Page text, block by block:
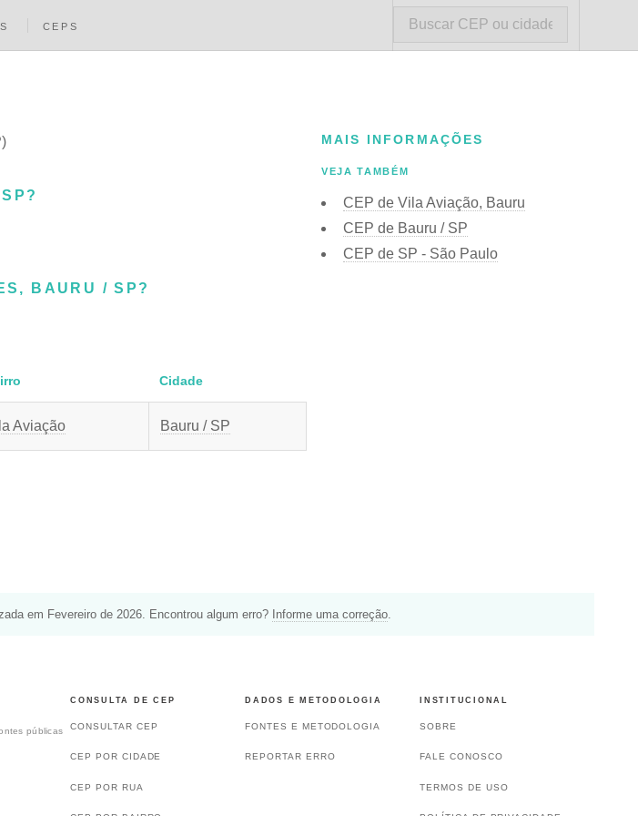
CEPS
BAURU / SP?
Cidade
Aviação Bauru / SP
MAIS INFORMAÇÕES
VEJA TAMBÉM
CEP de Vila Aviação, Bauru
CEP de Bauru / SP
CEP de SP - São Paulo
em Fevereiro de 2026. Encontrou algum erro? Informe uma correção
públicas
CONSULTA DE CEP
CONSULTAR CEP
CEP POR CIDADE
CEP POR RUA
DADOS E METODOLOGIA
FONTES E METODOLOGIA
REPORTAR ERRO
INSTITUCIONAL
SOBRE
FALE CONOSCO
TERMOS DE USO